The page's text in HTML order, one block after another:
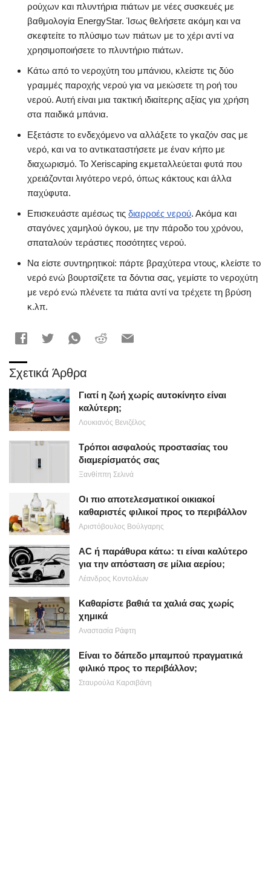
ρούχων και πλυντήρια πιάτων με νέες συσκευές με
βαθμολογία EnergyStar. Ίσως θελήσετε ακόμη και να
σκεφτείτε το πλύσιμο των πιάτων με το χέρι αντί να
χρησιμοποιήσετε το πλυντήριο πιάτων.
Κάτω από το νεροχύτη του μπάνιου, κλείστε τις δύο
γραμμές παροχής νερού για να μειώσετε τη ροή του
νερού. Αυτή είναι μια τακτική ιδιαίτερης αξίας για χρήση
στα παιδικά μπάνια.
Εξετάστε το ενδεχόμενο να αλλάξετε το γκαζόν σας με
νερό, και να το αντικαταστήσετε με έναν κήπο με
διαχωρισμό. Το Xeriscaping εκμεταλλεύεται φυτά που
χρειάζονται λιγότερο νερό, όπως κάκτους και άλλα
παχύφυτα.
Επισκευάστε αμέσως τις διαρροές νερού. Ακόμα και
σταγόνες χαμηλού όγκου, με την πάροδο του χρόνου,
σπαταλούν τεράστιες ποσότητες νερού.
Να είστε συντηρητικοί: πάρτε βραχύτερα ντους, κλείστε το
νερό ενώ βουρτσίζετε τα δόντια σας, γεμίστε το νεροχύτη
με νερό ενώ πλένετε τα πιάτα αντί να τρέχετε τη βρύση
κ.λπ.
Σχετικά Άρθρα
Γιατί η ζωή χωρίς αυτοκίνητο είναι
καλύτερη;
Λουκιανός Βενιζέλος
Τρόποι ασφαλούς προστασίας του
διαμερίσματός σας
Ξανθίππη Σελινά
Οι πιο αποτελεσματικοί οικιακοί
καθαριστές φιλικοί προς το περιβάλλον
Αριστόβουλος Βούλγαρης
AC ή παράθυρα κάτω: τι είναι καλύτερο
για την απόσταση σε μίλια αερίου;
Λέανδρος Κοντολέων
Καθαρίστε βαθιά τα χαλιά σας χωρίς
χημικά
Αναστασία Ράφτη
Είναι το δάπεδο μπαμπού πραγματικά
φιλικό προς το περιβάλλον;
Σταυρούλα Καρσιβάνη